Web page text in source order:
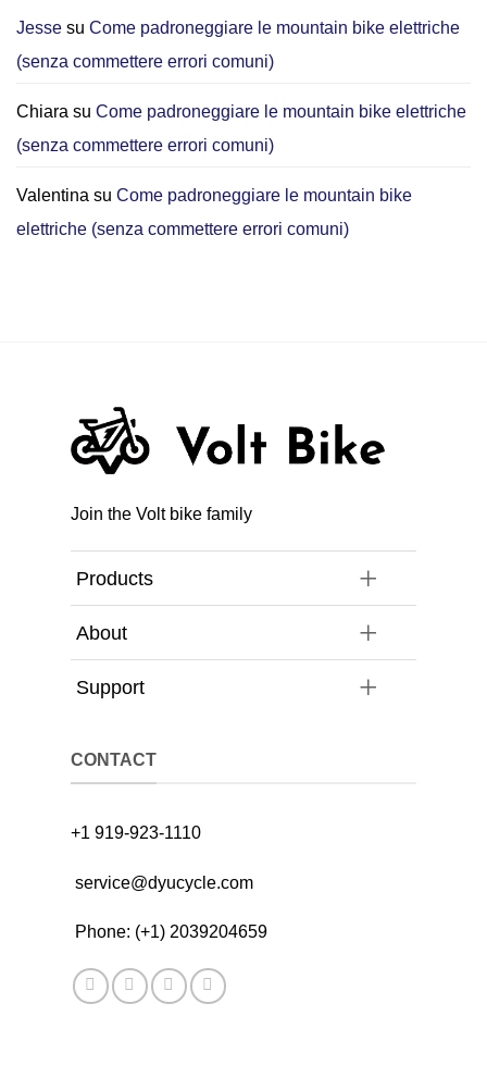
spostamenti
[2026]
ora
scelgo
la
per
spostamenti
città
Jesse su Come padroneggiare le mountain bike elettriche
(senza commettere errori comuni)
Chiara su Come padroneggiare le mountain bike elettriche
(senza commettere errori comuni)
Valentina su Come padroneggiare le mountain bike
elettriche (senza commettere errori comuni)
Join the Volt bike family
Products
About
Support
CONTACT
+1 919-923-1110
service@dyucycle.com
Phone: (+1) 2039204659